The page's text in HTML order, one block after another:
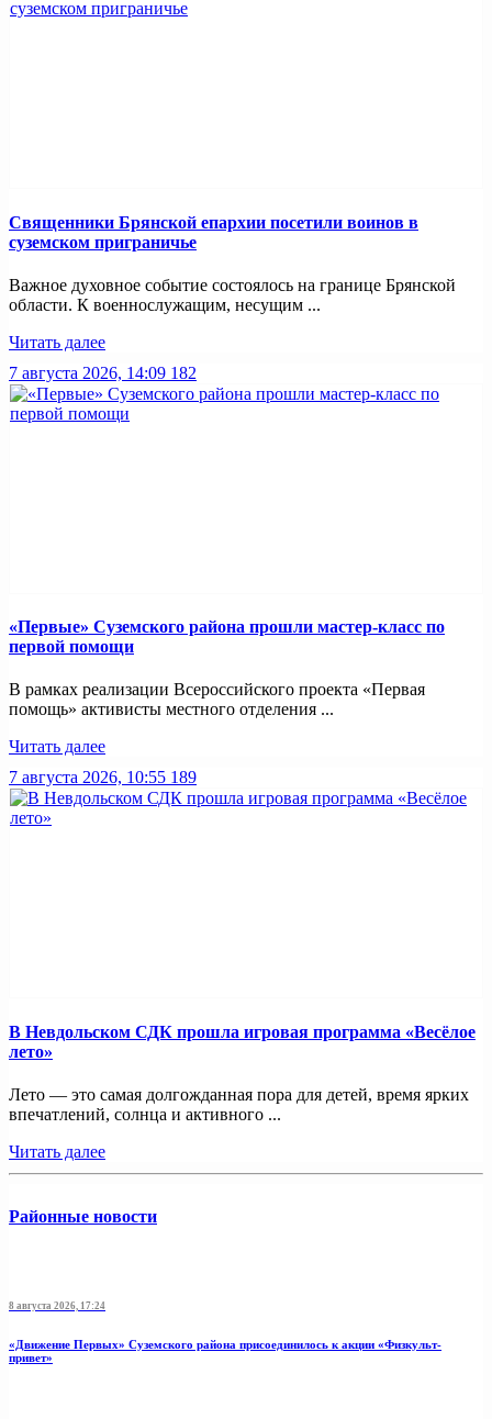
Священники Брянской епархии посетили воинов в
суземском приграничье
Важное духовное событие состоялось на границе Брянской
области. К военнослужащим, несущим ...
Читать далее
7 августа 2026, 14:09 182
«Первые» Суземского района прошли мастер-класс по
первой помощи
В рамках реализации Всероссийского проекта «Первая
помощь» активисты местного отделения ...
Читать далее
7 августа 2026, 10:55 189
В Невдольском СДК прошла игровая программа «Весёлое
лето»
Лето — это самая долгожданная пора для детей, время ярких
впечатлений, солнца и активного ...
Читать далее
Районные новости
8 августа 2026, 17:24
«Движение Первых» Суземского района присоединилось к акции «Физкульт-
привет»